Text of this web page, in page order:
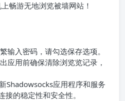
畅游无地浏览被墙网站！
输入密码，请勾选保存选项。
应用前确保清除浏览览记录，
Shadowsocks应用程序和服务
的稳定性和安全性。